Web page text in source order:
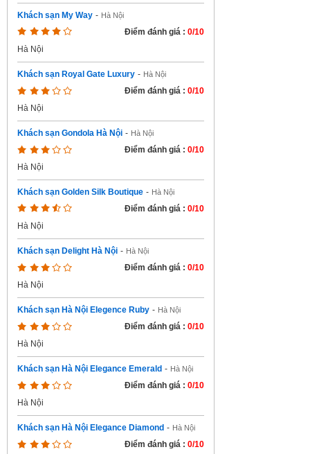
Khách sạn My Way - Hà Nội
Điểm đánh giá : 0/10
Hà Nội
Khách sạn Royal Gate Luxury - Hà Nội
Điểm đánh giá : 0/10
Hà Nội
Khách sạn Gondola Hà Nội - Hà Nội
Điểm đánh giá : 0/10
Hà Nội
Khách sạn Golden Silk Boutique - Hà Nội
Điểm đánh giá : 0/10
Hà Nội
Khách sạn Delight Hà Nội - Hà Nội
Điểm đánh giá : 0/10
Hà Nội
Khách sạn Hà Nội Elegence Ruby - Hà Nội
Điểm đánh giá : 0/10
Hà Nội
Khách sạn Hà Nội Elegance Emerald - Hà Nội
Điểm đánh giá : 0/10
Hà Nội
Khách sạn Hà Nội Elegance Diamond - Hà Nội
Điểm đánh giá : 0/10